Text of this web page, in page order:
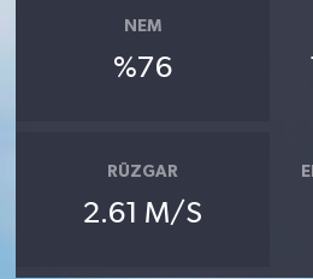
NEM
%76
RÜZGAR
2.61 M/S